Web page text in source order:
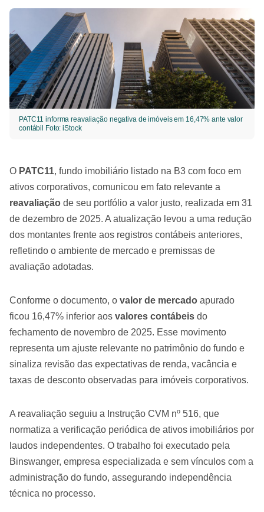
PATC11 informa reavaliação negativa de imóveis em 16,47% ante valor
contábil Foto: iStock
O PATC11, fundo imobiliário listado na B3 com foco em
ativos corporativos, comunicou em fato relevante a
reavaliação de seu portfólio a valor justo, realizada em 31
de dezembro de 2025. A atualização levou a uma redução
dos montantes frente aos registros contábeis anteriores,
refletindo o ambiente de mercado e premissas de
avaliação adotadas.
Conforme o documento, o valor de mercado apurado
ficou 16,47% inferior aos valores contábeis do
fechamento de novembro de 2025. Esse movimento
representa um ajuste relevante no patrimônio do fundo e
sinaliza revisão das expectativas de renda, vacância e
taxas de desconto observadas para imóveis corporativos.
A reavaliação seguiu a Instrução CVM nº 516, que
normatiza a verificação periódica de ativos imobiliários por
laudos independentes. O trabalho foi executado pela
Binswanger, empresa especializada e sem vínculos com a
administração do fundo, assegurando independência
técnica no processo.